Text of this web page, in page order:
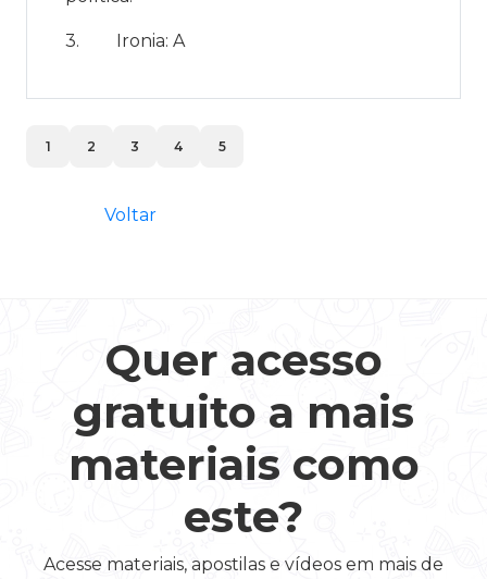
3. Ironia: A
1 2 3 4 5
Voltar
Quer acesso
gratuito a mais
materiais como
este?
Acesse materiais, apostilas e vídeos em mais de